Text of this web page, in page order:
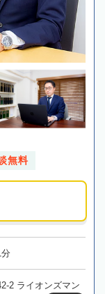
無料
2 ライオンズマン